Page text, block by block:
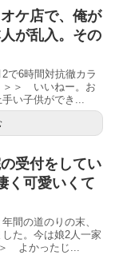
ケ店で、俺が
が乱入。その
で6時間対抗徹カラ
＞＞ いいねー。お
い子供ができ...
受付をしてい
く可愛いくて
間の道のりの末、
た。今は娘2人一家
よかったじ...